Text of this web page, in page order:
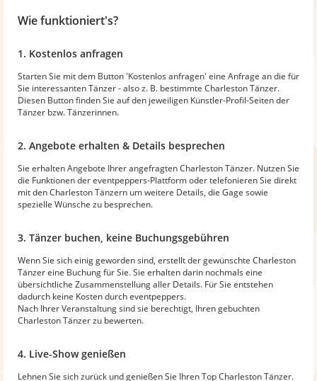
Wie funktioniert's?
1. Kostenlos anfragen
Starten Sie mit dem Button 'Kostenlos anfragen' eine Anfrage an die für
Sie interessanten Tänzer - also z. B. bestimmte Charleston Tänzer.
Diesen Button finden Sie auf den jeweiligen Künstler-Profil-Seiten der
Tänzer bzw. Tänzerinnen.
2. Angebote erhalten & Details besprechen
Sie erhalten Angebote Ihrer angefragten Charleston Tänzer. Nutzen Sie
die Funktionen der eventpeppers-Plattform oder telefonieren Sie direkt
mit den Charleston Tänzern um weitere Details, die Gage sowie
spezielle Wünsche zu besprechen.
3. Tänzer buchen, keine Buchungsgebühren
Wenn Sie sich einig geworden sind, erstellt der gewünschte Charleston
Tänzer eine Buchung für Sie. Sie erhalten darin nochmals eine
übersichtliche Zusammenstellung aller Details. Für Sie entstehen
dadurch keine Kosten durch eventpeppers.
Nach Ihrer Veranstaltung sind sie berechtigt, Ihren gebuchten
Charleston Tänzer zu bewerten.
4. Live-Show genießen
Lehnen Sie sich zurück und genießen Sie Ihren Top Charleston Tänzer.